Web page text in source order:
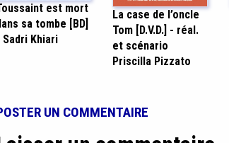
est mort
sa tombe [BD]
Sadri Khiari
La case de l’oncle
Tom [D.V.D.] - réal.
et scénario
Priscilla Pizzato
UN COMMENTAIRE